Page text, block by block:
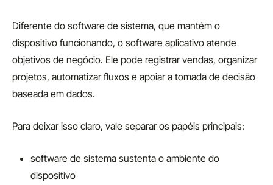
Diferente do software de sistema, que mantém o
dispositivo funcionando, o software aplicativo atende
objetivos de negócio. Ele pode registrar vendas, organizar
projetos, automatizar fluxos e apoiar a tomada de decisão
baseada em dados.
Para deixar isso claro, vale separar os papéis principais:
software de sistema sustenta o ambiente do
dispositivo